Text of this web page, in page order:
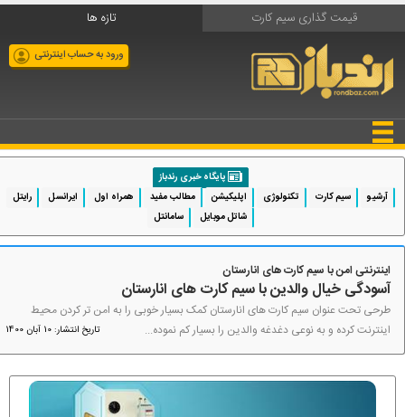
قیمت گذاری سیم کارت تازه ها
ورود به حساب اینترنتی
پایگاه خبری رندباز
آرشیو
سیم کارت تکنولوژی اپلیکیشن مطالب مفید همراه اول ایرانسل
رایتل
شاتل موبایل
سامانتل
اینترنتی امن با سیم کارت های انارستان
آسودگی خیال والدین با سیم کارت های انارستان
طرحی تحت عنوان سیم کارت های انارستان کمک بسیار خوبی را به امن تر کردن محیط
اینترنت کرده و به نوعی دغدغه والدین را بسیار کم نموده...
تاریخ انتشار: 10 آبان 1400